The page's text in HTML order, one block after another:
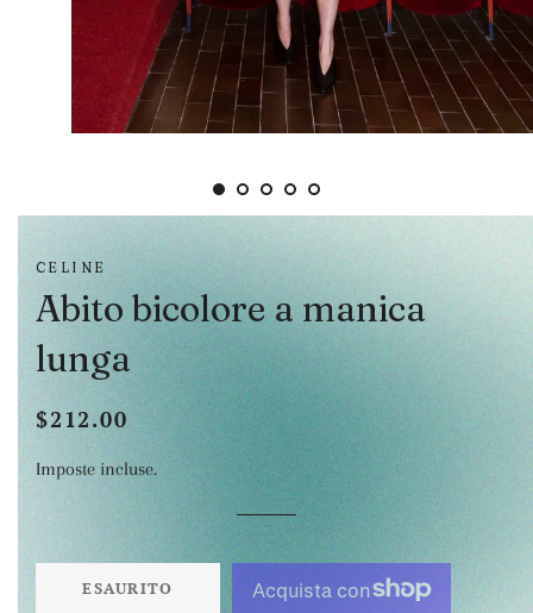
CELINE
Abito bicolore a manica
lunga
Prezzo
listino
Prezzo
scontato
$212.00
Imposte incluse.
ESAURITO